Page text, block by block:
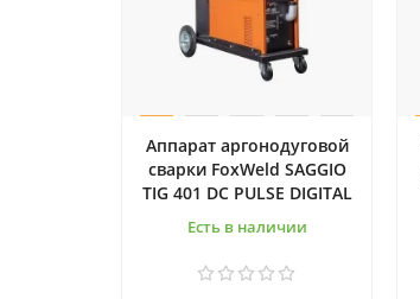
Аппарат аргонодуговой
сварки FoxWeld SAGGIO
TIG 401 DC PULSE DIGITAL
Есть в наличии